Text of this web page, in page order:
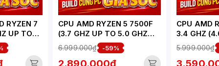
RYZEN 7
UP TO
16
CPU AMD RYZEN 5 7500F
(3.7 GHZ UP TO 5.0 GHZ
38MB 6 CORES, 12
THREADS 65W, SOCKET
AM5) - TRAY
6.999.000₫ -59%
2.890.000₫
CPU AMD
3.4 GHZ
BOOST) /
CORES, 16
/ SOCKET
5.999.000₫